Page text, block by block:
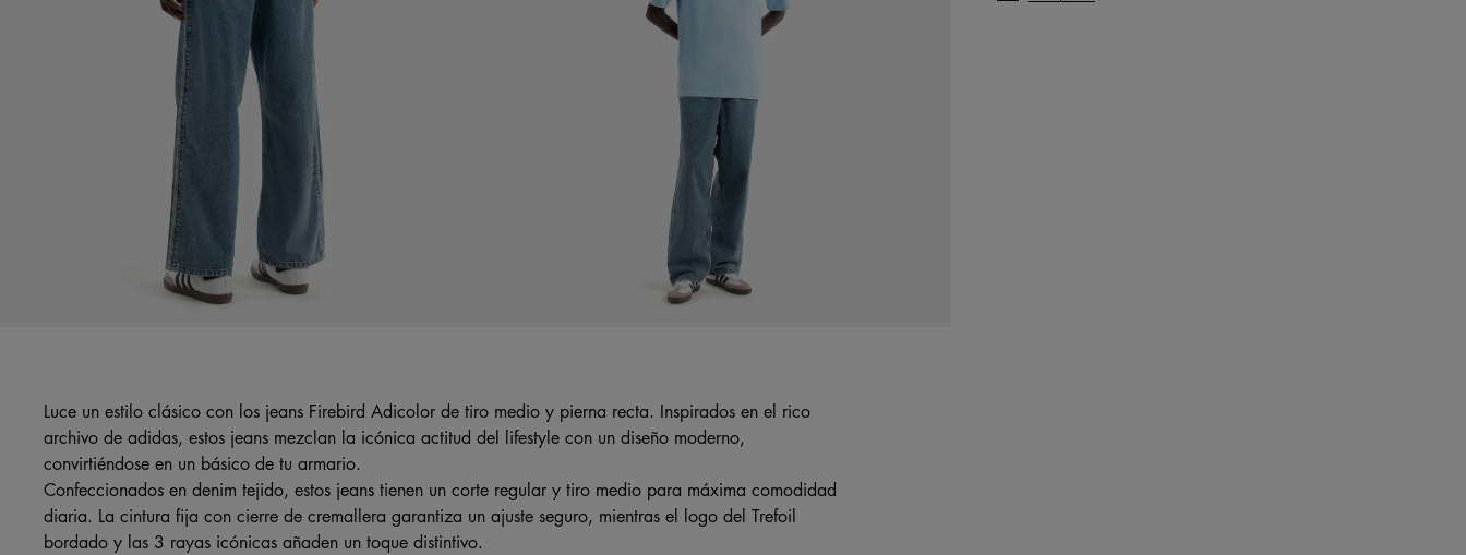
Luce un estilo clásico con los jeans Firebird Adicolor de tiro medio y pierna recta. Inspirados en el rico
archivo de adidas, estos jeans mezclan la icónica actitud del lifestyle con un diseño moderno,
convirtiéndose en un básico de tu armario.
Confeccionados en denim tejido, estos jeans tienen un corte regular y tiro medio para máxima comodidad
diaria. La cintura fija con cierre de cremallera garantiza un ajuste seguro, mientras el logo del Trefoil
bordado y las 3 rayas icónicas añaden un toque distintivo.